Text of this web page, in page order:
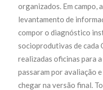
organizados. Em campo,
levantamento de
compor o diagnóstico
socioprodutivas de cada
realizadas oficinas para
passaram por avaliação
chegar na versão final.